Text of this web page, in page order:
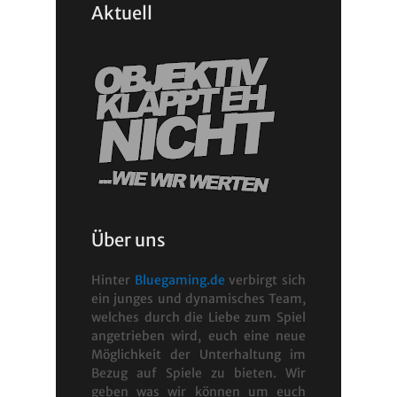
Aktuell
Über uns
Hinter Bluegaming.de verbirgt sich
ein junges und dynamisches Team,
welches durch die Liebe zum Spiel
angetrieben wird, euch eine neue
Möglichkeit der Unterhaltung im
Bezug auf Spiele zu bieten. Wir
geben was wir können um euch